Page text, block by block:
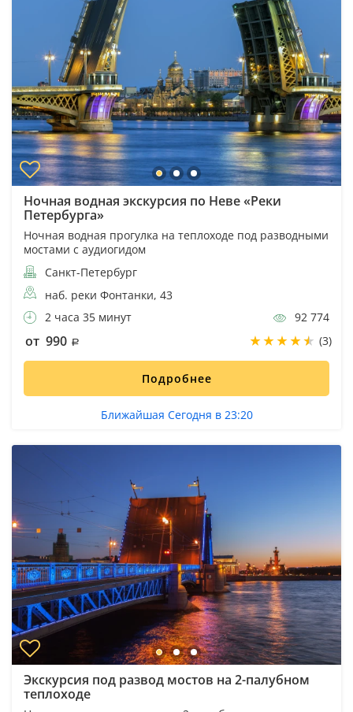
Ночная водная экскурсия по Неве «Реки
Петербурга»
Ночная водная прогулка на теплоходе под разводными
мостами с аудиогидом
Санкт-Петербург
наб. реки Фонтанки, 43
2 часа 35 минут
92 774
от 990 (3)
Подробнее
Ближайшая Сегодня в 23:20
Экскурсия под развод мостов на 2-палубном
теплоходе